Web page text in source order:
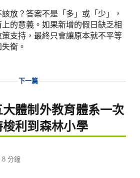
放？答案不是「多」或「少」，
的意義。如果新增的假日缺乏相
支持，最終只會讓原本就不平等
衡。
下一篇
體制外教育體系一次
利到森林小學
8 分鐘